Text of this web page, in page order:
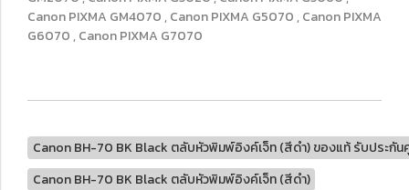
Canon PIXMA GM4070 , Canon PIXMA G5070 , Canon PIXMA
G6070 , Canon PIXMA G7070
Canon BH-70 BK Black ตลับหัวพิมพ์อิงค์เจ็ท (สีดำ) ของแท้ รับประกัน
Canon BH-70 BK Black ตลับหัวพิมพ์อิงค์เจ็ท (สีดำ)